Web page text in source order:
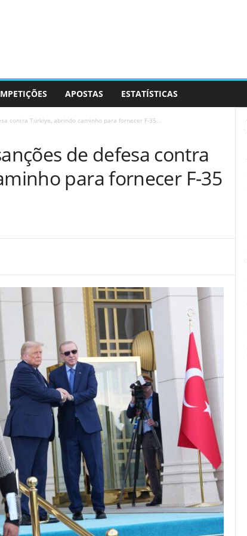
APOSTAS ESTATÍSTICAS
contra Türkiye, abrindo caminho para fornecer F-35...
de defesa contra
para fornecer F-35